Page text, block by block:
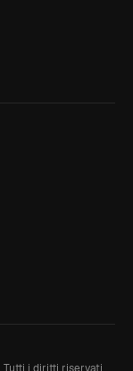
Tutti i diritti riservati